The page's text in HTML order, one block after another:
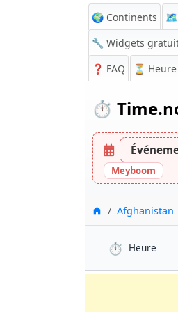
🌍 Continents 🗺️
🔧 Widgets
❓ FAQ ⏳
⏱️
Meyboom
Accueil
Afghanistan
⏱️ Heure à